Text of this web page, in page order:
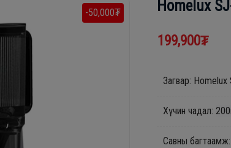
-50,000₮ Homelux
199,900₮
Загвар: Homelux
Хүчин чадал:
Савны